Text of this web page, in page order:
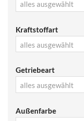
alles ausgewählt
Kraftstoffart
alles ausgewählt
Getriebeart
alles ausgewählt
Außenfarbe